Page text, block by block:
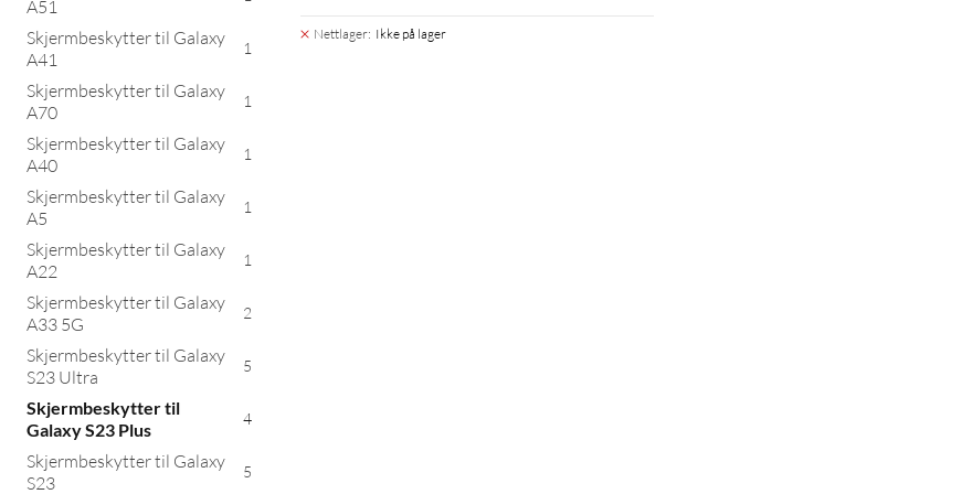
A51
Skjermbeskytter til Galaxy
A41
1
Skjermbeskytter til Galaxy
A70
1
Skjermbeskytter til Galaxy
A40
1
Skjermbeskytter til Galaxy
A5
1
Skjermbeskytter til Galaxy
A22
1
Skjermbeskytter til Galaxy
A33 5G
2
Skjermbeskytter til Galaxy
S23 Ultra
5
Skjermbeskytter til
Galaxy S23 Plus
4
Skjermbeskytter til Galaxy
S23
5
Nettlager: Ikke på lager